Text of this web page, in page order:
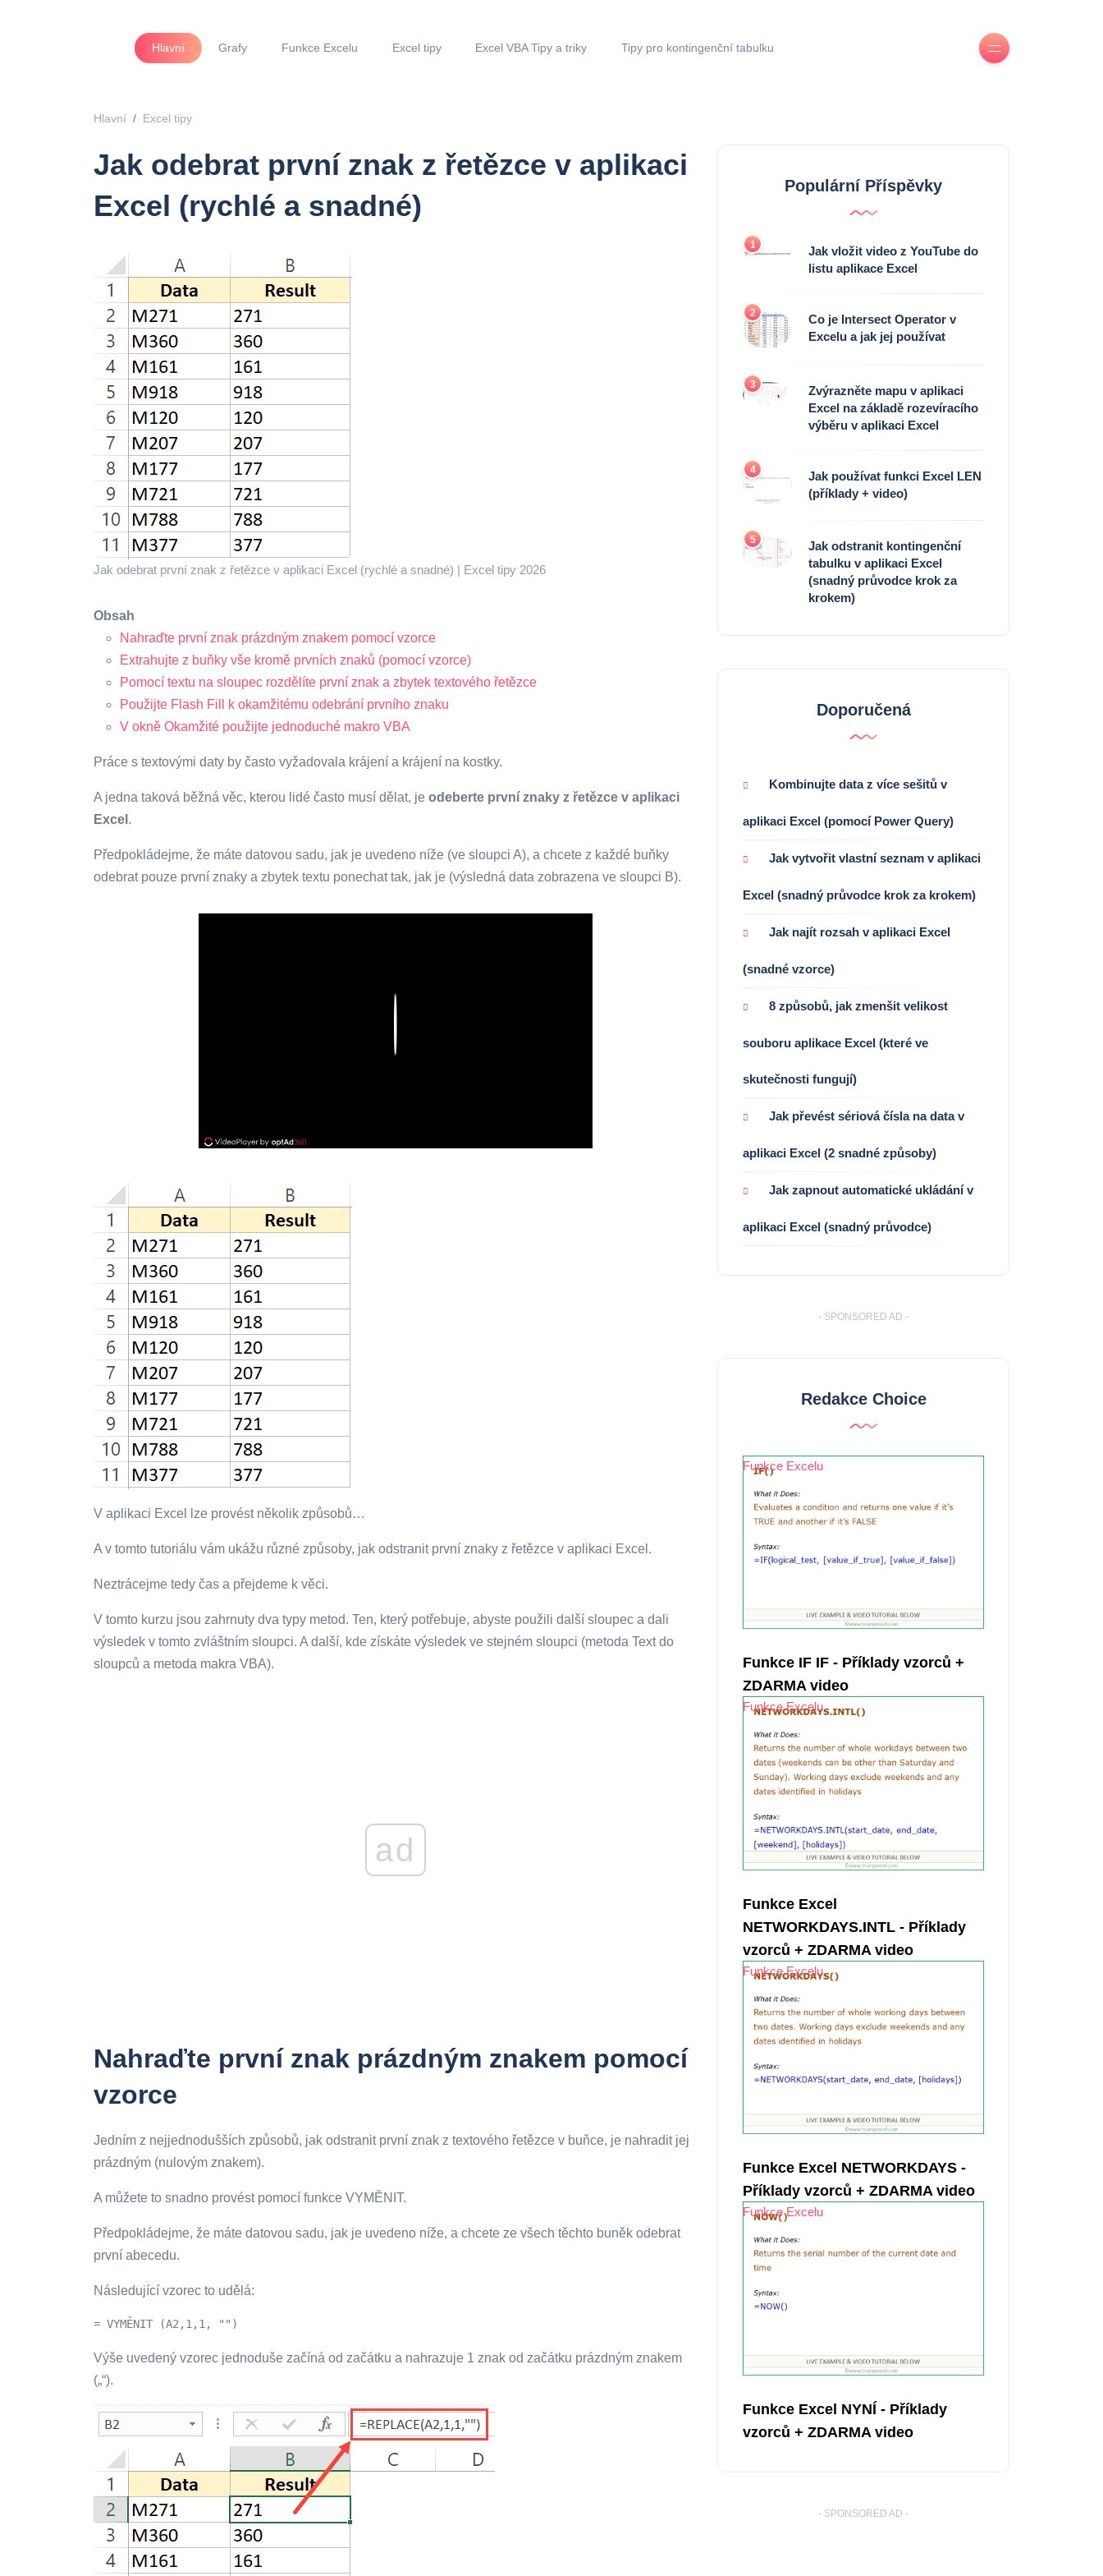
Hlavní Grafy Funkce Excelu Excel tipy Excel VBA Tipy a triky Tipy pro kontingenční tabulku
Hlavní Excel tipy
Jak odebrat první znak z řetězce v aplikaci
Excel (rychlé a snadné)
Jak odebrat první znak z řetězce v aplikaci Excel (rychlé a snadné) | Excel tipy 2026
Obsah
Nahraďte první znak prázdným znakem pomocí vzorce
Extrahujte z buňky vše kromě prvních znaků (pomocí vzorce)
Pomocí textu na sloupec rozdělíte první znak a zbytek textového řetězce
Použijte Flash Fill k okamžitému odebrání prvního znaku
V okně Okamžité použijte jednoduché makro VBA
Práce s textovými daty by často vyžadovala krájení a krájení na kostky.
A jedna taková běžná věc, kterou lidé často musí dělat, je odeberte první znaky z řetězce v aplikaci
Excel .
Předpokládejme, že máte datovou sadu, jak je uvedeno níže (ve sloupci A), a chcete z každé buňky
odebrat pouze první znaky a zbytek textu ponechat tak, jak je (výsledná data zobrazena ve sloupci B).
V aplikaci Excel lze provést několik způsobů…
A v tomto tutoriálu vám ukážu různé způsoby, jak odstranit první znaky z řetězce v aplikaci Excel.
Neztrácejme tedy čas a přejdeme k věci.
V tomto kurzu jsou zahrnuty dva typy metod. Ten, který potřebuje, abyste použili další sloupec a dali
výsledek v tomto zvláštním sloupci. A další, kde získáte výsledek ve stejném sloupci (metoda Text do
sloupců a metoda makra VBA).
ad
Nahraďte první znak prázdným znakem pomocí
vzorce
Jedním z nejjednodušších způsobů, jak odstranit první znak z textového řetězce v buňce, je nahradit jej
prázdným (nulovým znakem).
A můžete to snadno provést pomocí funkce VYMĚNIT.
Předpokládejme, že máte datovou sadu, jak je uvedeno níže, a chcete ze všech těchto buněk odebrat
první abecedu.
Následující vzorec to udělá:
= VYMĚNIT (A2,1,1, "")
Výše uvedený vzorec jednoduše začíná od začátku a nahrazuje 1 znak od začátku prázdným znakem
(„“).
Populární Příspěvky
1
Jak vložit video z YouTube do
listu aplikace Excel
2
Co je Intersect Operator v
Excelu a jak jej používat
3
Zvýrazněte mapu v aplikaci
Excel na základě rozevíracího
výběru v aplikaci Excel
4
Jak používat funkci Excel LEN
(příklady + video)
5
Jak odstranit kontingenční
tabulku v aplikaci Excel
(snadný průvodce krok za
krokem)
Doporučená
Kombinujte data z více sešitů v
aplikaci Excel (pomocí Power Query)
Jak vytvořit vlastní seznam v aplikaci
Excel (snadný průvodce krok za krokem)
Jak najít rozsah v aplikaci Excel
(snadné vzorce)
8 způsobů, jak zmenšit velikost
souboru aplikace Excel (které ve
skutečnosti fungují)
Jak převést sériová čísla na data v
aplikaci Excel (2 snadné způsoby)
Jak zapnout automatické ukládání v
aplikaci Excel (snadný průvodce)
- SPONSORED AD -
Redakce Choice
Funkce Excelu
Funkce IF IF - Příklady vzorců +
ZDARMA video
Funkce Excelu
Funkce Excel
NETWORKDAYS.INTL - Příklady
vzorců + ZDARMA video
Funkce Excelu
Funkce Excel NETWORKDAYS -
Příklady vzorců + ZDARMA video
Funkce Excelu
Funkce Excel NYNÍ - Příklady
vzorců + ZDARMA video
- SPONSORED AD -